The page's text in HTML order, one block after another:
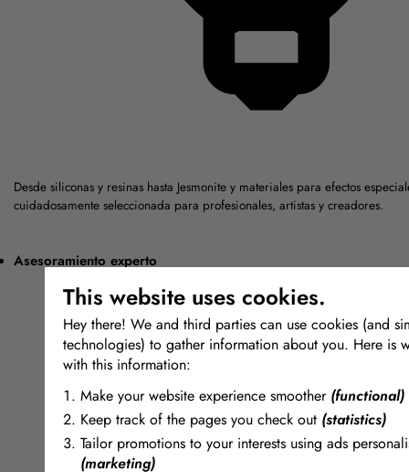
This website uses cookies.
Hey there! We and third parties can use cookies (and
technologies) to gather information about you. Here is
with this information:
Make your website experience smoother (functional)
Keep track of the pages you check out (statistics)
Tailor promotions to your interests using ads
(marketing)
Desde siliconas y resinas hasta Jesmonite y materiales para efectos
cuidadosamente seleccionada para profesionales, artistas y creadores.
Asesoramiento experto